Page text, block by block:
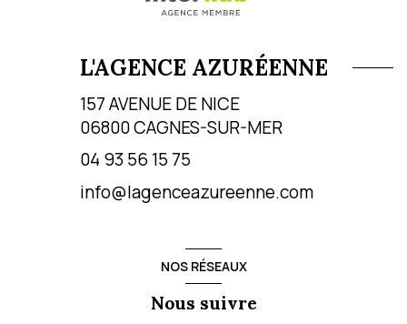
L'AGENCE AZURÉENNE
157 AVENUE DE NICE
06800CAGNES-SUR-MER
04 93 56 15 75
info@lagenceazureenne.com
NOS RÉSEAUX
Nous suivre